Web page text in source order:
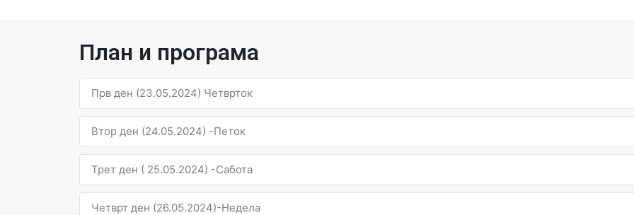
План и програма
Прв ден (23.05.2024) Четврток
Втор ден (24.05.2024) -Петок
Трет ден ( 25.05.2024) -Сабота
Четврт ден (26.05.2024)-Недела